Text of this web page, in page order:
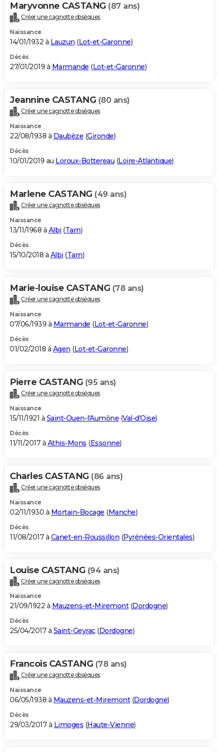
Maryvonne CASTANG (87 ans)
Créer une cagnotte obsèques
Naissance
14/01/1932 à Lauzun (Lot-et-Garonne)
Décès
27/01/2019 à Marmande (Lot-et-Garonne)
Jeannine CASTANG (80 ans)
Créer une cagnotte obsèques
Naissance
22/08/1938 à Daubèze (Gironde)
Décès
10/01/2019 au Loroux-Bottereau (Loire-Atlantique)
Marlene CASTANG (49 ans)
Créer une cagnotte obsèques
Naissance
13/11/1968 à Albi (Tarn)
Décès
15/10/2018 à Albi (Tarn)
Marie-louise CASTANG (78 ans)
Créer une cagnotte obsèques
Naissance
07/06/1939 à Marmande (Lot-et-Garonne)
Décès
01/02/2018 à Agen (Lot-et-Garonne)
Pierre CASTANG (95 ans)
Créer une cagnotte obsèques
Naissance
15/11/1921 à Saint-Ouen-l'Aumône (Val-d'Oise)
Décès
11/11/2017 à Athis-Mons (Essonne)
Charles CASTANG (86 ans)
Créer une cagnotte obsèques
Naissance
02/11/1930 à Mortain-Bocage (Manche)
Décès
11/08/2017 à Canet-en-Roussillon (Pyrénées-Orientales)
Louise CASTANG (94 ans)
Créer une cagnotte obsèques
Naissance
21/09/1922 à Mauzens-et-Miremont(Dordogne)
Décès
25/04/2017 à Saint-Geyrac(Dordogne)
Francois CASTANG (78 ans)
Créer une cagnotte obsèques
Naissance
06/05/1938 à Mauzens-et-Miremont(Dordogne)
Décès
29/03/2017 à Limoges (Haute-Vienne)